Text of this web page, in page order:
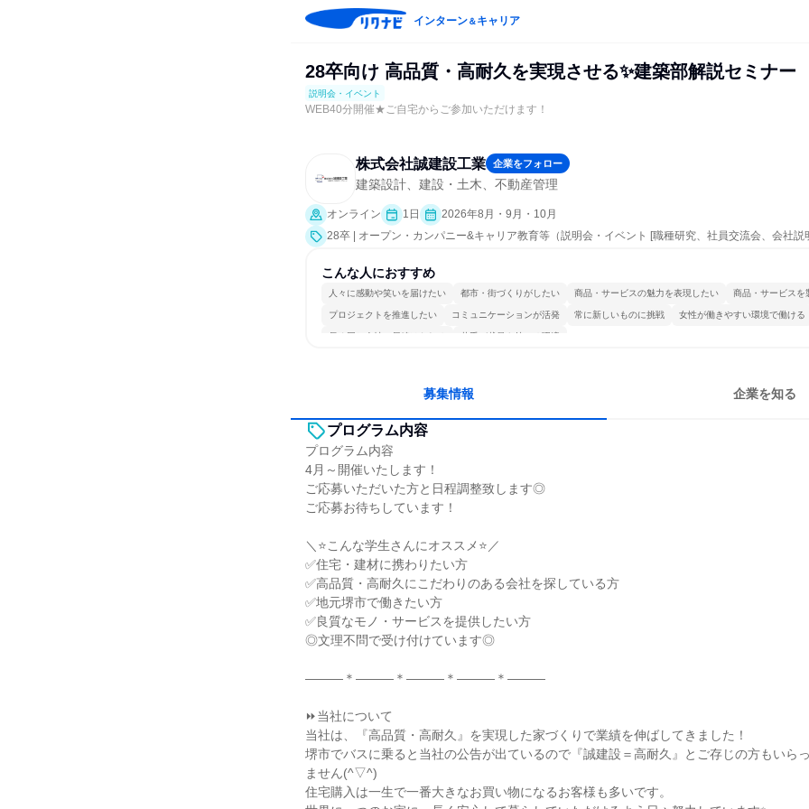
インターン＆キャリア
28卒向け 高品質・高耐久を実現させる✨建築部解説セミナー
説明会・イベント
WEB40分開催★ご自宅からご参加いただけます！
株式会社誠建設工業 企業をフォロー
建築設計、建設・土木、不動産管理
オンライン 1日
2026年8月・9月・10月
28卒 | オープン・カンパニー&キャリア教育等（説明会・イベント [職種研究、社員交流会、会社説
こんな人におすすめ
人々に感動や笑いを届けたい 都市・街づくりがしたい 商品・サービスの魅力を表現したい 商品・サービスを
プロジェクトを推進したい コミュニケーションが活発 常に新しいものに挑戦 女性が働きやすい環境で働ける
長く同じ会社に居続けられる 若手が裁量を持てる環境
募集情報 企業を知る
プログラム内容
プログラム内容
4月～開催いたします！
ご応募いただいた方と日程調整致します◎
ご応募お待ちしています！
＼⭐こんな学生さんにオススメ⭐／
✅住宅・建材に携わりたい方
✅高品質・高耐久にこだわりのある会社を探している方
✅地元堺市で働きたい方
✅良質なモノ・サービスを提供したい方
◎文理不問で受け付けています◎
―――＊―――＊―――＊―――＊―――
⏩当社について
当社は、『高品質・高耐久』を実現した家づくりで業績を伸ばしてきました！
堺市でバスに乗ると当社の公告が出ているので『誠建設＝高耐久』とご存じの方もいら
ません(^▽^)
住宅購入は一生で一番大きなお買い物になるお客様も多いです。